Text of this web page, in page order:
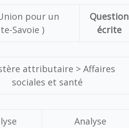
pour un
Savoie )
Question
écrite
attributaire > Affaires
sociales et santé
Analyse